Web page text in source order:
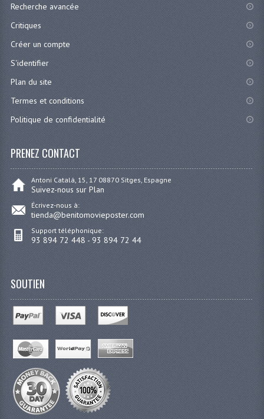
Recherche avancée
Critiques
Créer un compte
S'identifier
Plan du site
Termes et conditions
Politique de confidentialité
PRENEZ CONTACT
Antoni Catalá, 15, 17 08870 Sitges, Espagne
Suivez-nous sur Plan
Écrivez-nous à:
tienda@benitomovieposter.com
Support téléphonique:
93 894 72 448 - 93 894 72 44
SOUTIEN